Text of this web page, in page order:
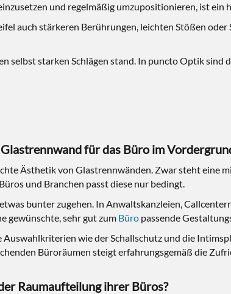
und regelmäßig umzupositionieren, ist ein
auch stärkeren Berührungen, leichten Stößen
selbst starken Schlägen stand. In puncto Optik
für das Büro im
Ästhetik von Glastrennwänden. Zwar steht eine
und Branchen passt diese nur bedingt.
bunter zugehen. In Anwaltskanzleien,
gewünschte, sehr gut zum Büro passende
wie der Schallschutz und die
Büroräumen steigt erfahrungsgemäß die
Raumaufteilung ihrer Büros?